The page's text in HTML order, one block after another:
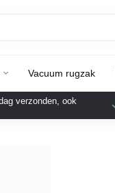
Vacuum rugzak
verzonden, ook